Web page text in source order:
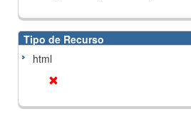
Tipo de Recurso
html